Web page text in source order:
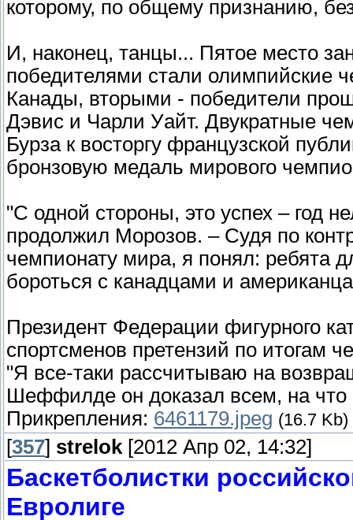
которому, по общему признанию,
И, наконец, танцы... Пятое место
победителями стали олимпийские
Канады, вторыми - победители
Дэвис и Чарли Уайт. Двукратные
Бурза к восторгу французской
бронзовую медаль мирового
"С одной стороны, это успех – год
продолжил Морозов. – Судя по
чемпионату мира, я понял: ребята
бороться с канадцами и
Президент Федерации фигурного
спортсменов претензий по итогам
"Я все-таки рассчитываю на
Шеффилде он доказал всем, на что
Прикрепления: 6461179.jpeg (16.7 Kb)
[357] strelok [2012 Апр 02, 14:32]
Баскетболистки
Евролиге